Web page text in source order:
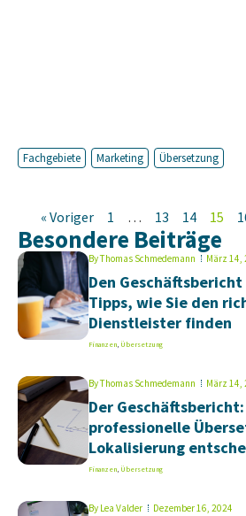
Fachgebiete Marketing Übersetzung
« Voriger 1 … 13 14 15
Besondere Beiträge
ByThomas Schmedemann März 14,
Den
Tipps, wie Sie den
Dienstleister finden
Finanzen, Übersetzung
ByThomas Schmedemann März 14,
Der
professionelle
Lokalisierung
Finanzen, Übersetzung
By Lea Valder Dezember 16, 2024